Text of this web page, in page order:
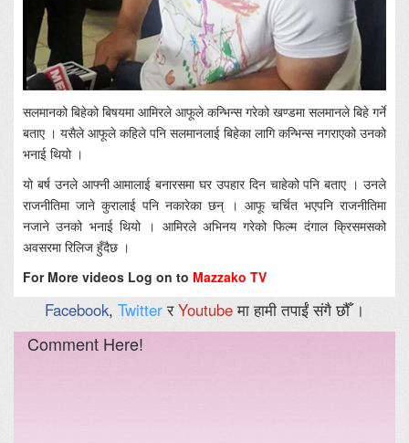
सलमानको बिहेको बिषयमा आमिरले आफूले कन्भिन्स गरेको खण्डमा सलमानले बिहे गर्ने
बताए । यसैले आफूले कहिले पनि सलमानलाई बिहेका लागि कन्भिन्स नगराएको उनको
भनाई थियो ।
यो बर्ष उनले आफ्नी आमालाई बनारसमा घर उपहार दिन चाहेको पनि बताए । उनले
राजनीतिमा जाने कुरालाई पनि नकारेका छन् । आफू चर्चित भएपनि राजनीतिमा
नजाने उनको भनाई थियो । आमिरले अभिनय गरेको फिल्म दंगाल क्रिसमसको
अवसरमा रिलिज हुँदैछ ।
For More videos Log on to Mazzako TV
Facebook, TwitterरYoutubeमा हामी तपाईं संगै छौँ ।
Comment Here!